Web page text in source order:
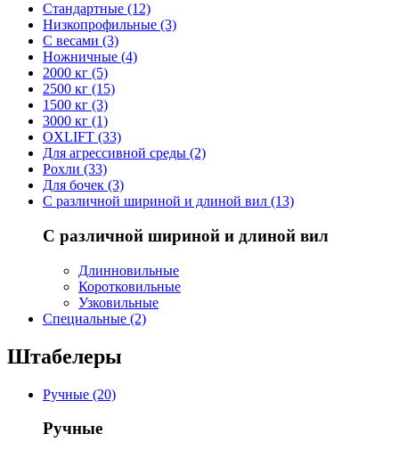
Стандартные (12)
Низкопрофильные (3)
С весами (3)
Ножничные (4)
2000 кг (5)
2500 кг (15)
1500 кг (3)
3000 кг (1)
OXLIFT (33)
Для агрессивной среды (2)
Рохли (33)
Для бочек (3)
С различной шириной и длиной вил (13)
С различной шириной и длиной вил
Длинновильные
Коротковильные
Узковильные
Cпециальные (2)
Штабелеры
Ручные (20)
Ручные